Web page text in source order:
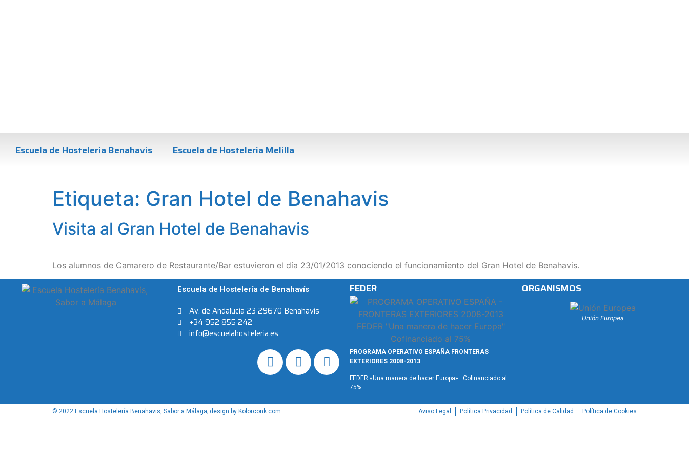
Escuela de Hostelería Benahavis Escuela de Hostelería Melilla
Etiqueta: Gran Hotel de Benahavis
Visita al Gran Hotel de Benahavis
Los alumnos de Camarero de Restaurante/Bar estuvieron el día 23/01/2013 conociendo el funcionamiento del Gran Hotel de Benahavis.
Escuela de Hostelería de Benahavís
Av. de Andalucía 23 29670 Benahavís
+34 952 855 242
info@escuelahosteleria.es
FEDER
PROGRAMA OPERATIVO ESPAÑA FRONTERAS
EXTERIORES 2008-2013
FEDER «Una manera de hacer Europa» · Cofinanciado al
75%
ORGANISMOS
Unión Europea
© 2022 Escuela Hostelería Benahavis, Sabor a Málaga; design by Kolorconk.com Aviso Legal Política Privacidad Política de Calidad Política de Cookies